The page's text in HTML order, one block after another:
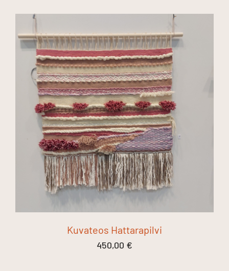
Kuvateos Hattarapilvi
450,00 €